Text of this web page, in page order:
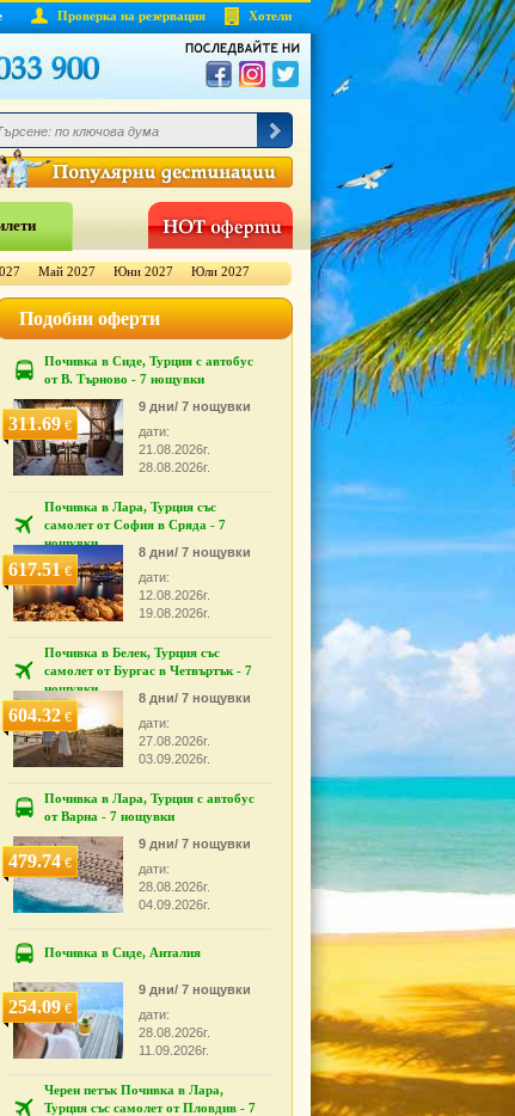
Проверка на резервация Хотели
Май 2027 Юни 2027 Юли 2027
Подобни оферти
Почивка в Сиде, Турция с автобус
от В. Търново - 7 нощувки
311.69€
9 дни/ 7 нощувки
дати:
21.08.2026г.
28.08.2026г.
Почивка в Лара, Турция със
самолет от София в Сряда - 7
нощувки
617.51€
8 дни/ 7 нощувки
дати:
12.08.2026г.
19.08.2026г.
Почивка в Белек, Турция със
самолет от Бургас в Четвъртък - 7
нощувки
604.32€
8 дни/ 7 нощувки
дати:
27.08.2026г.
03.09.2026г.
Почивка в Лара, Турция с автобус
от Варна - 7 нощувки
479.74€
9 дни/ 7 нощувки
дати:
28.08.2026г.
04.09.2026г.
Почивка в Сиде, Анталия
254.09€
9 дни/ 7 нощувки
дати:
28.08.2026г.
11.09.2026г.
Черен петък Почивка в Лара,
Турция със самолет от Пловдив - 7